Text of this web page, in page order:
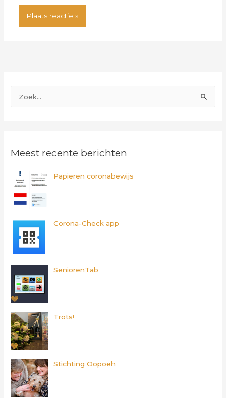
n
Meest recente berichten
Papieren coronabewijs
Corona-Check app
SeniorenTab
Trots!
Stichting Oopoeh